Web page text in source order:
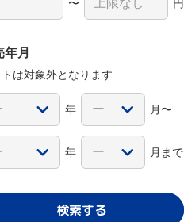
〜 円
年月
は対象外となります
年 月〜
年 月まで
検索する